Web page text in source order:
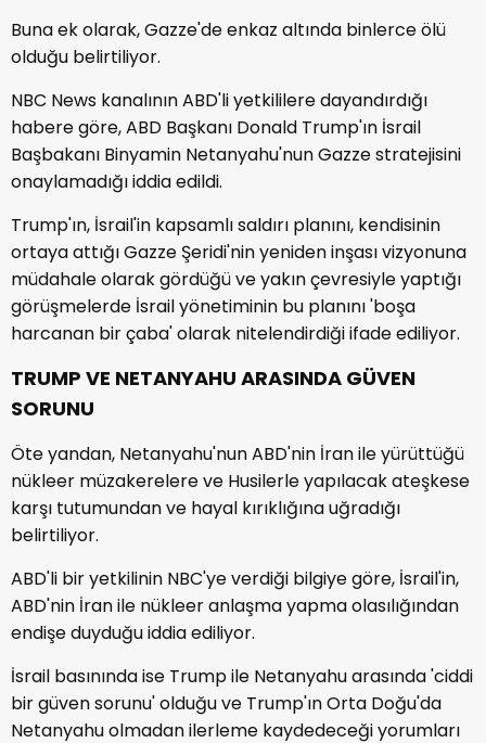
Buna ek olarak, Gazze'de enkaz altında binlerce ölü
olduğu belirtiliyor.
NBC News kanalının ABD'li yetkililere dayandırdığı
habere göre, ABD Başkanı Donald Trump'ın İsrail
Başbakanı Binyamin Netanyahu'nun Gazze stratejisini
onaylamadığı iddia edildi.
Trump'ın, İsrail'in kapsamlı saldırı planını, kendisinin
ortaya attığı Gazze Şeridi'nin yeniden inşası vizyonuna
müdahale olarak gördüğü ve yakın çevresiyle yaptığı
görüşmelerde İsrail yönetiminin bu planını 'boşa
harcanan bir çaba' olarak nitelendirdiği ifade ediliyor.
TRUMP VE NETANYAHU ARASINDA GÜVEN
SORUNU
Öte yandan, Netanyahu'nun ABD'nin İran ile yürüttüğü
nükleer müzakerelere ve Husilerle yapılacak ateşkese
karşı tutumundan ve hayal kırıklığına uğradığı
belirtiliyor.
ABD'li bir yetkilinin NBC'ye verdiği bilgiye göre, İsrail'in,
ABD'nin İran ile nükleer anlaşma yapma olasılığından
endişe duyduğu iddia ediliyor.
İsrail basınında ise Trump ile Netanyahu arasında 'ciddi
bir güven sorunu' olduğu ve Trump'ın Orta Doğu'da
Netanyahu olmadan ilerleme kaydedeceği yorumları